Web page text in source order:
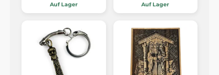
Auf Lager Auf Lager